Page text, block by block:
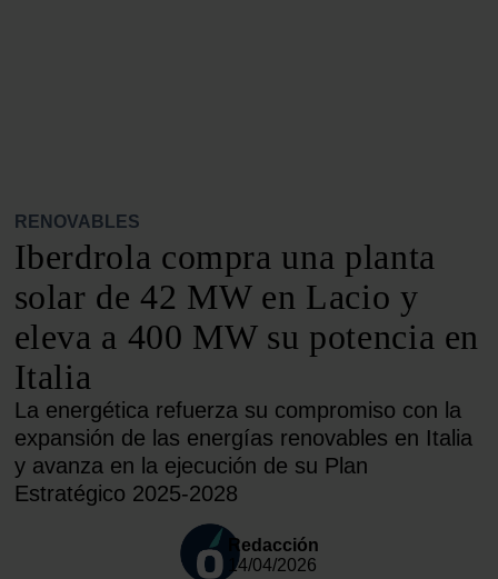
RENOVABLES
Iberdrola compra una planta
solar de 42 MW en Lacio y
eleva a 400 MW su potencia en
Italia
La energética refuerza su compromiso con la
expansión de las energías renovables en Italia
y avanza en la ejecución de su Plan
Estratégico 2025-2028
Redacción
14/04/2026